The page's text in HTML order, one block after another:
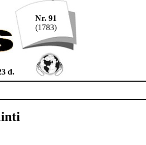
d.
Nr. 91
(1783)